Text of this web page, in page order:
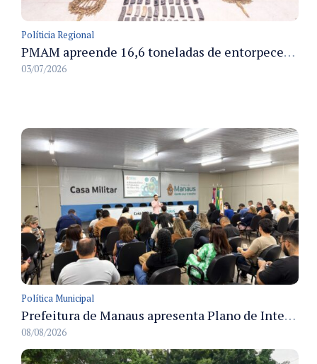
Políticia Regional
PMAM apreende 16,6 toneladas de entorpecentes e registra aumento nas prisões em flagrante e nas capturas de foragidos no primeiro semestre de 2026
03/07/2026
Política Municipal
Prefeitura de Manaus apresenta Plano de Integridade da CGM e qualifica servidores para governança e conformidade no biênio 2027-2028
08/08/2026